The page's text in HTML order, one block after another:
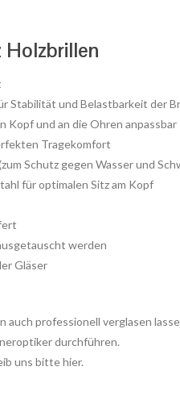
Holzbrillen
Stabilität und Belastbarkeit der
Kopf und an die Ohren anpassbar
Tragekomfort
Schutz gegen Wasser und
für optimalen Sitz am Kopf
werden
Gläser
auch professionell verglasen
durchführen.
uns bitte hier.